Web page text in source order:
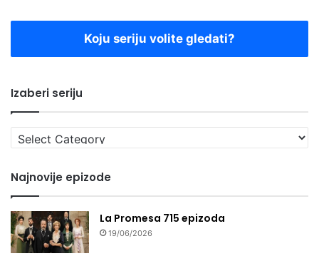
Koju seriju volite gledati?
Izaberi seriju
Izaberi
seriju
Najnovije epizode
La Promesa 715 epizoda
19/06/2026